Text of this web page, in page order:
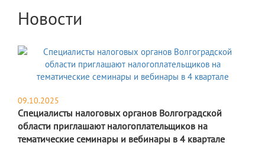
Новости
09.10.2025
Специалисты налоговых органов Волгоградской
области приглашают налогоплательщиков на
тематические семинары и вебинары в 4 квартале